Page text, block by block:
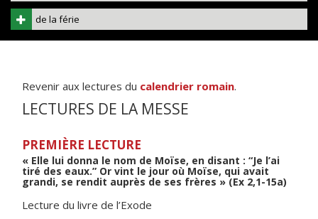
de la férie
Revenir aux lectures du calendrier romain.
LECTURES DE LA MESSE
PREMIÈRE LECTURE
« Elle lui donna le nom de Moïse, en disant : “Je l’ai
tiré des eaux.” Or vint le jour où Moïse, qui avait
grandi, se rendit auprès de ses frères » (Ex 2,1-15a)
Lecture du livre de l’Exode